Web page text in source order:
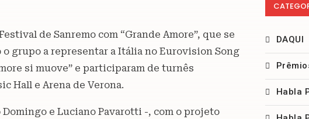
de Sanremo com “Grande Amore”, que se
grupo a representar a Itália no Eurovision Song
si muove” e participaram de turnês
Hall e Arena de Verona.
e Luciano Pavarotti -, com o projeto
DAQUI
Habla